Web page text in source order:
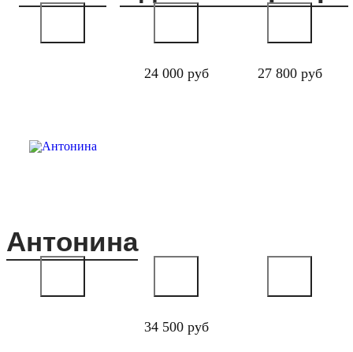
24 000 руб 27 800 руб
Антонина
34 500 руб